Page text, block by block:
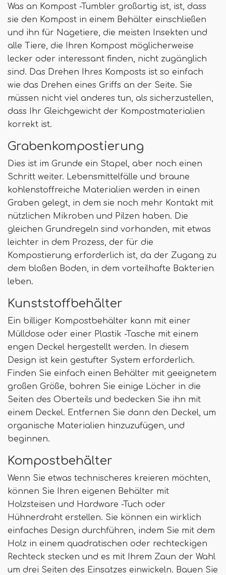
Was an Kompost -Tumbler großartig ist, ist, dass
sie den Kompost in einem Behälter einschließen
und ihn für Nagetiere, die meisten Insekten und
alle Tiere, die Ihren Kompost möglicherweise
lecker oder interessant finden, nicht zugänglich
sind. Das Drehen Ihres Komposts ist so einfach
wie das Drehen eines Griffs an der Seite. Sie
müssen nicht viel anderes tun, als sicherzustellen,
dass Ihr Gleichgewicht der Kompostmaterialien
korrekt ist.
Grabenkompostierung
Dies ist im Grunde ein Stapel, aber noch einen
Schritt weiter. Lebensmittelfälle und braune
kohlenstoffreiche Materialien werden in einen
Graben gelegt, in dem sie noch mehr Kontakt mit
nützlichen Mikroben und Pilzen haben. Die
gleichen Grundregeln sind vorhanden, mit etwas
leichter in dem Prozess, der für die
Kompostierung erforderlich ist, da der Zugang zu
dem bloßen Boden, in dem vorteilhafte Bakterien
leben.
Kunststoffbehälter
Ein billiger Kompostbehälter kann mit einer
Mülldose oder einer Plastik -Tasche mit einem
engen Deckel hergestellt werden. In diesem
Design ist kein gestufter System erforderlich.
Finden Sie einfach einen Behälter mit geeignetem
großen Größe, bohren Sie einige Löcher in die
Seiten des Oberteils und bedecken Sie ihn mit
einem Deckel. Entfernen Sie dann den Deckel, um
organische Materialien hinzuzufügen, und
beginnen.
Kompostbehälter
Wenn Sie etwas technischeres kreieren möchten,
können Sie Ihren eigenen Behälter mit
Holzsteisen und Hardware -Tuch oder
Hühnerdraht erstellen. Sie können ein wirklich
einfaches Design durchführen, indem Sie mit dem
Holz in einem quadratischen oder rechteckigen
Rechteck stecken und es mit Ihrem Zaun der Wahl
um drei Seiten des Einsatzes einwickeln. Bauen Sie